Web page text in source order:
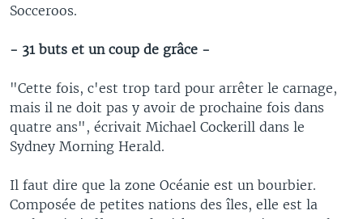
Socceroos.
- 31 buts et un coup de grâce -
"Cette fois, c'est trop tard pour arrêter le carnage,
mais il ne doit pas y avoir de prochaine fois dans
quatre ans", écrivait Michael Cockerill dans le
Sydney Morning Herald.
Il faut dire que la zone Océanie est un bourbier.
Composée de petites nations des îles, elle est la